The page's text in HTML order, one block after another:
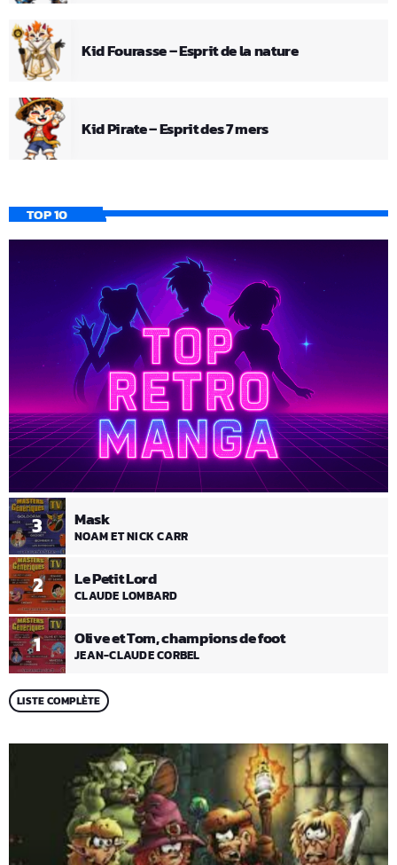
Kid Fourasse – Esprit de la nature
Kid Pirate – Esprit des 7 mers
TOP 10
1 Olive et Tom, champions de foot
JEAN-CLAUDE CORBEL
2 Le Petit Lord
CLAUDE LOMBARD
3 Mask
NOAM ET NICK CARR
LISTE COMPLÈTE